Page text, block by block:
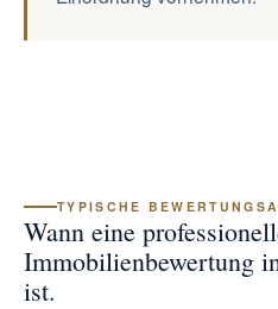
TYPISCHE
Wann eine
Immobilienbewertung
ist.